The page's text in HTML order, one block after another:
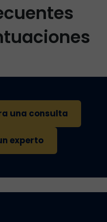
una consulta
experto